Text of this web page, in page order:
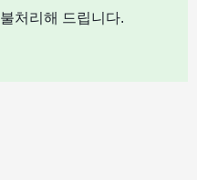
처리해 드립니다.